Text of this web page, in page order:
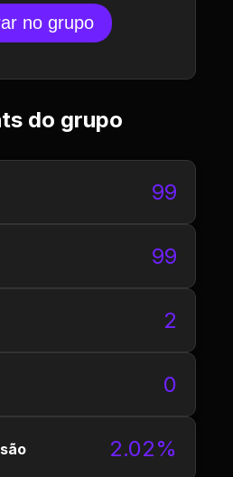
no grupo
do grupo
99
99
2
0
2.02%